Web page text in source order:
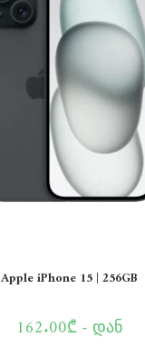
Apple iPhone 15 | 256GB
162.00₾ - დან